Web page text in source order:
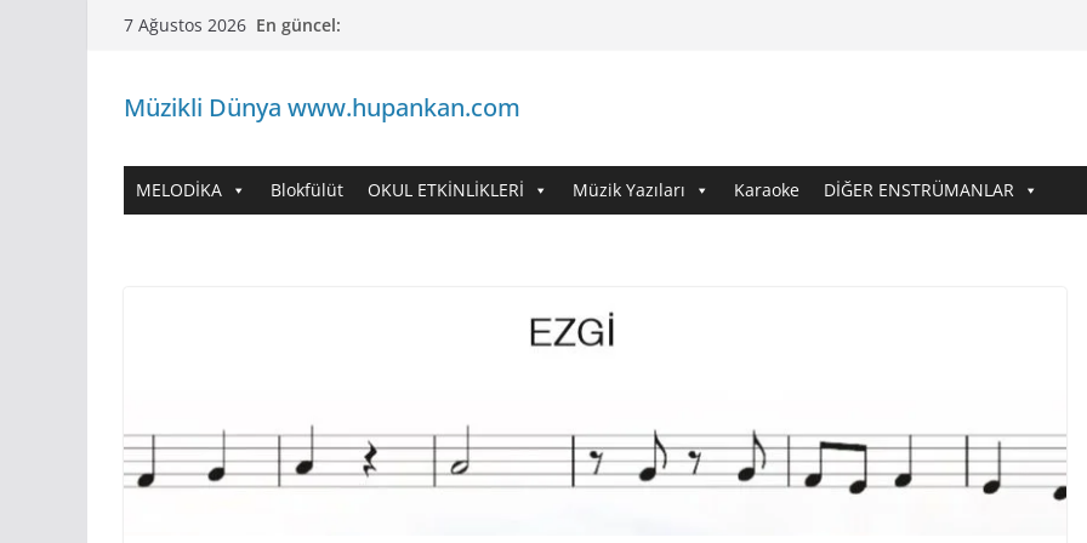
7 Ağustos 2026 En güncel:
Müzikli Dünya www.hupankan.com
MELODİKA Blokfülüt OKUL ETKİNLİKLERİ Müzik Yazıları Karaoke DİĞER ENSTRÜMANLAR